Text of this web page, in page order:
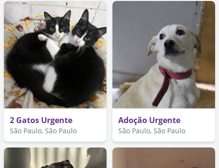
2 Gatos Urgente
São Paulo, São Paulo
Adoção Urgente
São Paulo, São Paulo